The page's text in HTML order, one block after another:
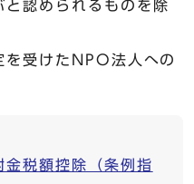
と認められるものを除
を受けたNPO法人への
金税額控除（条例指